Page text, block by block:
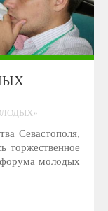
Севастополя,
торжественное
молодых